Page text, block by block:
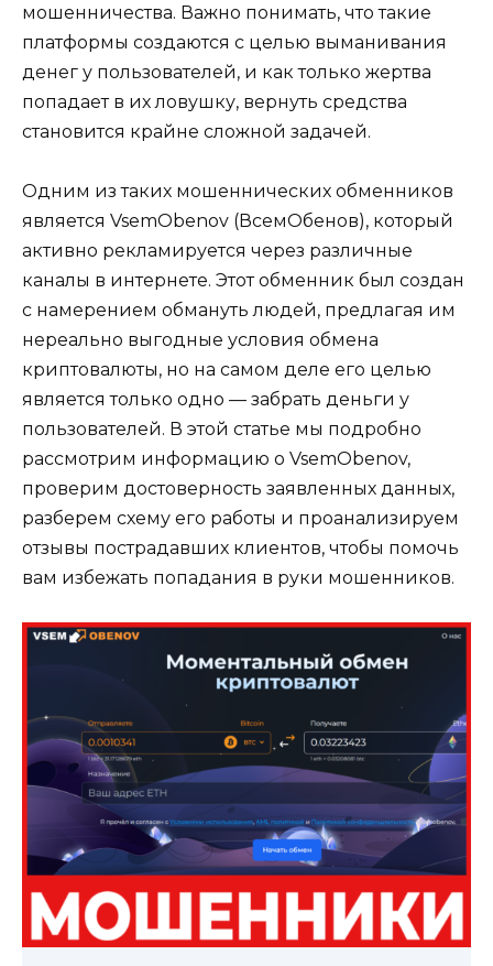
мошенничества. Важно понимать, что такие
платформы создаются с целью выманивания
денег у пользователей, и как только жертва
попадает в их ловушку, вернуть средства
становится крайне сложной задачей.
Одним из таких мошеннических обменников
является VsemObenov (ВсемОбенов), который
активно рекламируется через различные
каналы в интернете. Этот обменник был создан
с намерением обмануть людей, предлагая им
нереально выгодные условия обмена
криптовалюты, но на самом деле его целью
является только одно — забрать деньги у
пользователей. В этой статье мы подробно
рассмотрим информацию о VsemObenov,
проверим достоверность заявленных данных,
разберем схему его работы и проанализируем
отзывы пострадавших клиентов, чтобы помочь
вам избежать попадания в руки мошенников.